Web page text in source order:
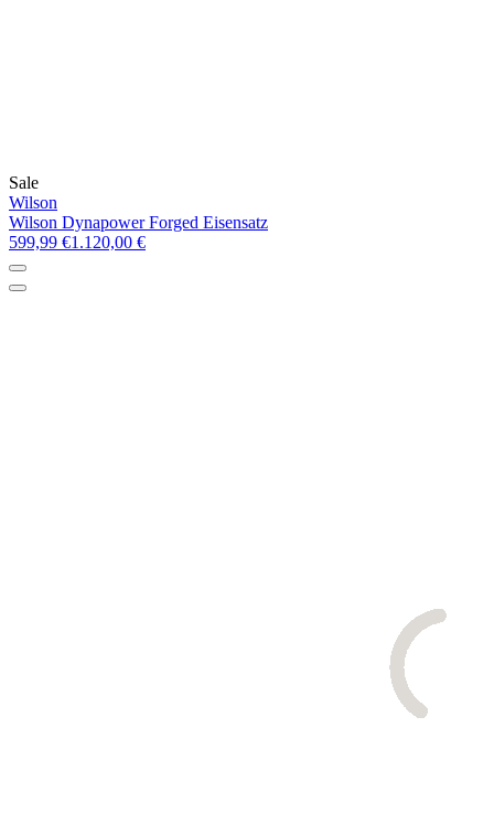
Sale
Wilson
Wilson Dynapower Forged Eisensatz
599,99 €1.120,00 €